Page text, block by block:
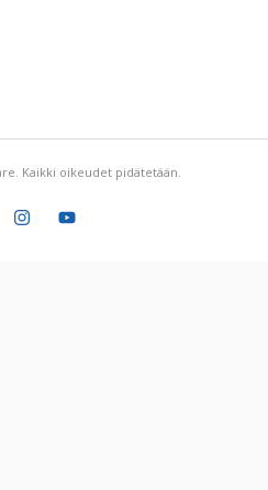
Kaikki oikeudet pidätetään.